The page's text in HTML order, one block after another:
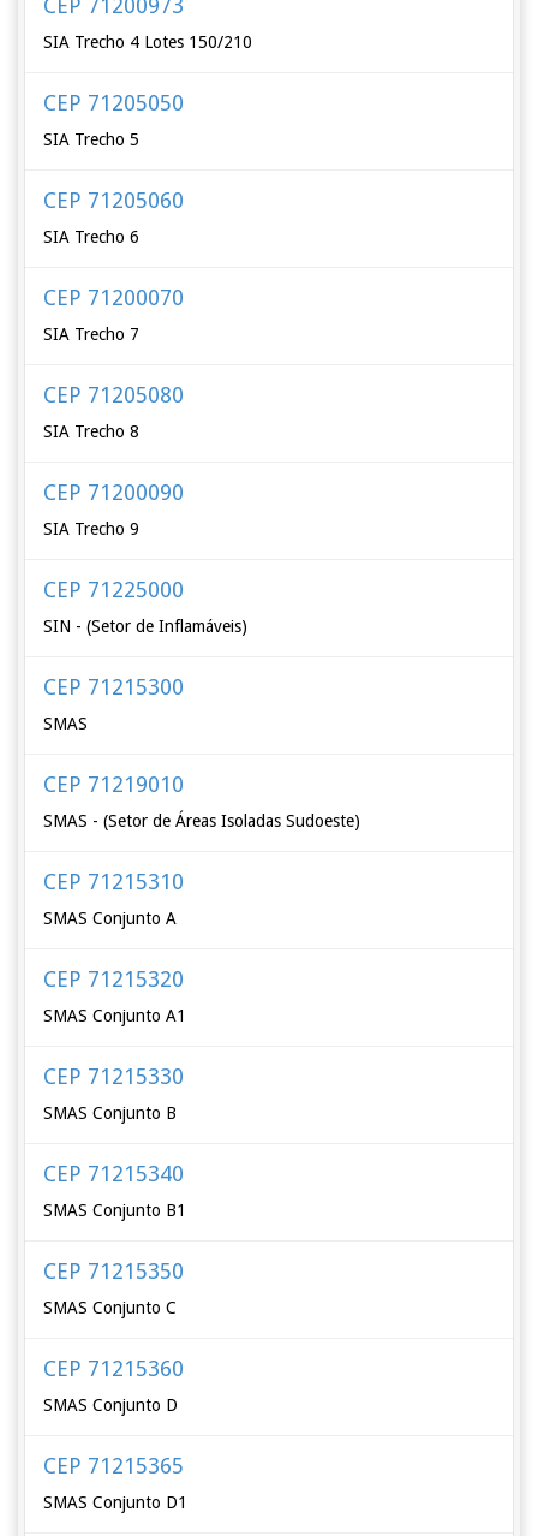
CEP 71200973
SIA Trecho 4 Lotes 150/210
CEP 71205050
SIA Trecho 5
CEP 71205060
SIA Trecho 6
CEP 71200070
SIA Trecho 7
CEP 71205080
SIA Trecho 8
CEP 71200090
SIA Trecho 9
CEP 71225000
SIN - (Setor de Inflamáveis)
CEP 71215300
SMAS
CEP 71219010
SMAS - (Setor de Áreas Isoladas Sudoeste)
CEP 71215310
SMAS Conjunto A
CEP 71215320
SMAS Conjunto A1
CEP 71215330
SMAS Conjunto B
CEP 71215340
SMAS Conjunto B1
CEP 71215350
SMAS Conjunto C
CEP 71215360
SMAS Conjunto D
CEP 71215365
SMAS Conjunto D1